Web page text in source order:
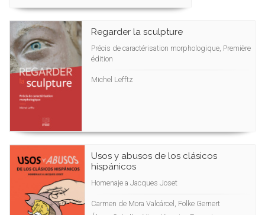
Regarder la sculpture
Précis de caractérisation morphologique, Première
édition
Michel Lefftz
Usos y abusos de los clásicos
hispánicos
Homenaje a Jacques Joset
Carmen de Mora Valcárcel, Folke Gernert